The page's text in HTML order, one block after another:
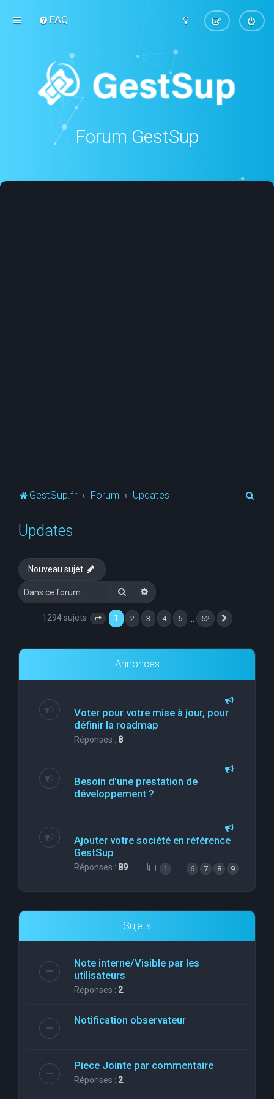
FAQ
Forum GestSup
GestSup.fr Forum Updates
Updates
Nouveau sujet
RechercherRecherche avancée
1294 sujets Page 1 sur52
1 2 3 4 5 52
Annonces
Voter pour votre mise à jour, pour
définir la roadmap
Réponses : 8
Besoin d'une prestation de
développement ?
Ajouter votre société en référence
GestSup
Réponses : 89 1 6 7 8 9
Sujets
Note interne/Visible par les
utilisateurs
Réponses : 2
Notification observateur
Piece Jointe par commentaire
Réponses : 2